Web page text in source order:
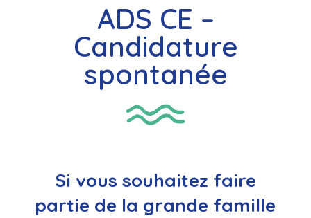
ADS CE –
Candidature
spontanée
Si vous souhaitez faire
partie de la grande famille